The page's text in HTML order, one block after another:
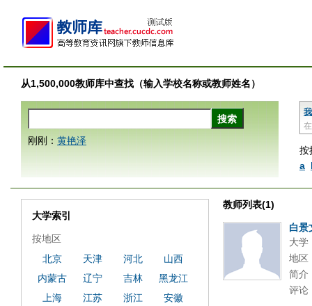
从1,500,000教师库中查找（输入学校名称或教师姓名）
按
a
刚刚： 黄艳泽
教师列表(1)
白景
大学
地区
简介
评论
大学索引
按地区
北京
天津 河北
山西
内蒙古
辽宁 吉林
黑龙江
上海
江苏 浙江
安徽